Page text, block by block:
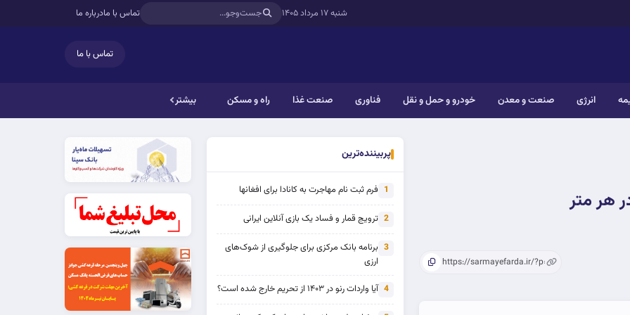
شنبه ۱۷ مرداد ۱۴۰۵ تماس با مادرباره ما
تماس با ما
انرژی صنعت و معدن خودرو و حمل و نقل فناوری صنعت غذا راه و مسکن بیشتر
پربیننده‌ترین
1 فرم ثبت نام مهاجرت به کانادا برای افغانها
2 ترویج قمار و فساد یک بازی آنلاین ایرانی
3 برنامه بانک مرکزی برای جلوگیری از شوک‌های
ارزی
4 آیا واردات رنو در ۱۴۰۳ از تحریم خارج شده است؟